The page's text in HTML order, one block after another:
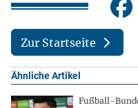
Zur Startseite
Ähnliche Artikel
Fußball-